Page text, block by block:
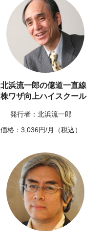
北浜流一郎の億道一直線
株ワザ向上ハイスクール
発行者：北浜流一郎
価格：3,036円/月（税込）